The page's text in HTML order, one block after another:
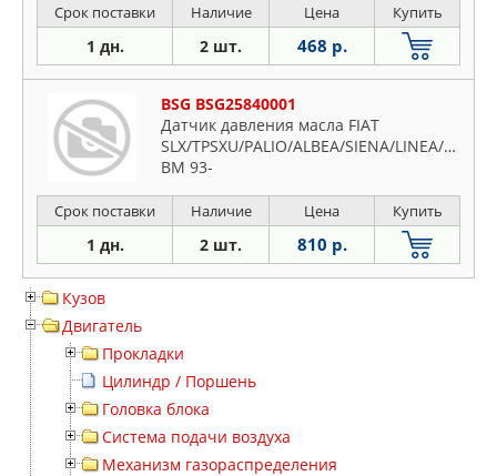
Срок поставки Наличие Цена Купить
1 дн. 2 шт. 468 р.
BSG BSG25840001
Датчик давления масла FIAT
SLX/TPSXU/PALIO/ALBEA/SIENA/LINEA/
BM 93-
Срок поставки Наличие Цена Купить
1 дн. 2 шт. 810 р.
Кузов
Двигатель
Прокладки
Цилиндр / Поршень
Головка блока
Система подачи воздуха
Механизм газораспределения